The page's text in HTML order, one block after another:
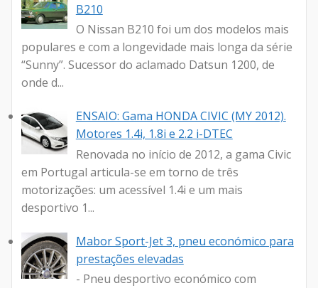
B210
O Nissan B210 foi um dos modelos mais
populares e com a longevidade mais longa da série
“Sunny”. Sucessor do aclamado Datsun 1200, de
onde d...
ENSAIO: Gama HONDA CIVIC (MY 2012).
Motores 1.4i, 1.8i e 2.2 i-DTEC
Renovada no início de 2012, a gama Civic
em Portugal articula-se em torno de três
motorizações: um acessível 1.4i e um mais
desportivo 1...
Mabor Sport-Jet 3, pneu económico para
prestações elevadas
- Pneu desportivo económico com